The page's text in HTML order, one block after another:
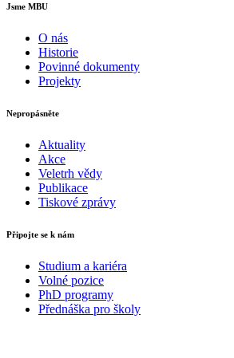
Jsme MBU
O nás
Historie
Povinné dokumenty
Projekty
Nepropásněte
Aktuality
Akce
Veletrh vědy
Publikace
Tiskové zprávy
Připojte se k nám
Studium a kariéra
Volné pozice
PhD programy
Přednáška pro školy